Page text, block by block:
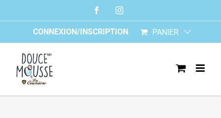
FacebookInstagram
CONNEXION/INSCRIPTION PANIER